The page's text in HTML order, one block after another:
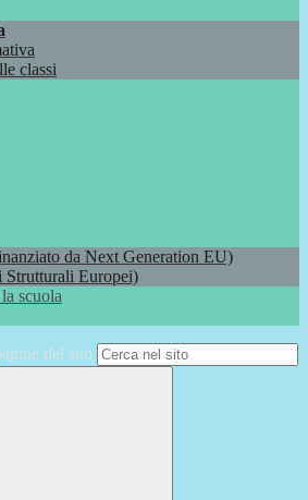
classi
da Next Generation EU)
Strutturali Europei)
scuola
del sito